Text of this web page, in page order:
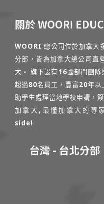
關於 WOORI
WOORI 總公司位於加拿大
分部，皆為加拿大總公司直
大。 旗下設有16國部門團
超過80名員工，豐富20年以
助學生處理當地學校申請，
加拿大,最懂加拿大的專
side!
台灣 - 台北分部